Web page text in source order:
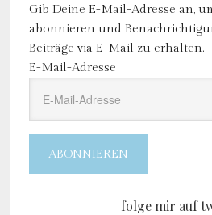
Gib Deine E-Mail-Adresse an,
abonnieren und
Beiträge via E-Mail zu erhalten.
E-Mail-Adresse
ABONNIEREN
folge mir auf